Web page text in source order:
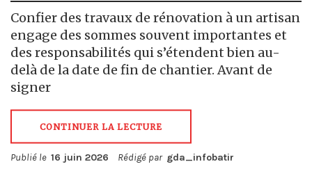
Confier des travaux de rénovation à un artisan
engage des sommes souvent importantes et
des responsabilités qui s’étendent bien au-
delà de la date de fin de chantier. Avant de
signer
CONTINUER LA LECTURE
Publié le 16 juin 2026 Rédigé par gda_infobatir